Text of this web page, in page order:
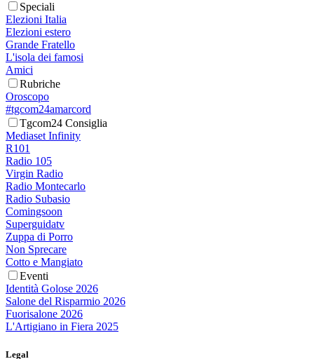
Speciali
Elezioni Italia
Elezioni estero
Grande Fratello
L'isola dei famosi
Amici
Rubriche
Oroscopo
#tgcom24amarcord
Tgcom24 Consiglia
Mediaset Infinity
R101
Radio 105
Virgin Radio
Radio Montecarlo
Radio Subasio
Comingsoon
Superguidatv
Zuppa di Porro
Non Sprecare
Cotto e Mangiato
Eventi
Identità Golose 2026
Salone del Risparmio 2026
Fuorisalone 2026
L'Artigiano in Fiera 2025
Legal